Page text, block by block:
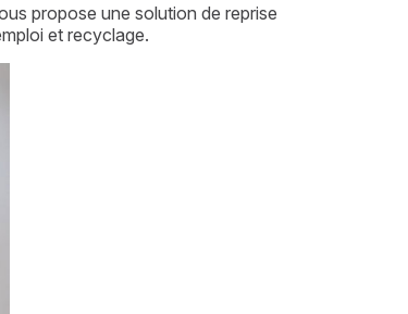
propose une solution de reprise
et recyclage.